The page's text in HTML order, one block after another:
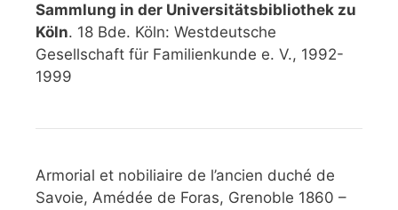
Sammlung in der Universitätsbibliothek zu
Köln. 18 Bde. Köln: Westdeutsche
Gesellschaft für Familienkunde e. V., 1992-
1999
Armorial et nobiliaire de l’ancien duché de
Savoie, Amédée de Foras, Grenoble 1860 –